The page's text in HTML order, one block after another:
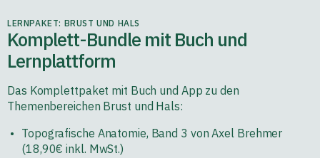
LERNPAKET: BRUST UND HALS
Komplett-Bundle mit Buch und
Lernplattform
Das Komplettpaket mit Buch und App zu den
Themenbereichen Brust und Hals:
Topografische Anatomie, Band 3 von Axel Brehmer
(18,90€ inkl. MwSt.)